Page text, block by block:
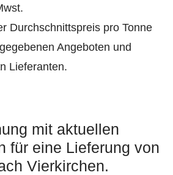
Durchschnittspreis pro Tonne
Angeboten und
Lieferanten.
mit aktuellen
für eine Lieferung von
Vierkirchen.